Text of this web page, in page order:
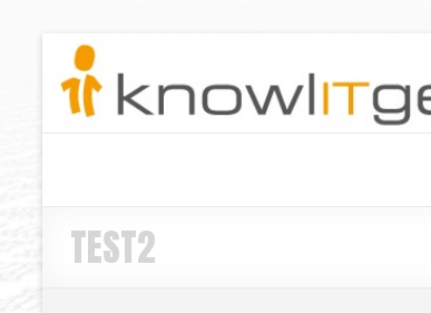
TEST2